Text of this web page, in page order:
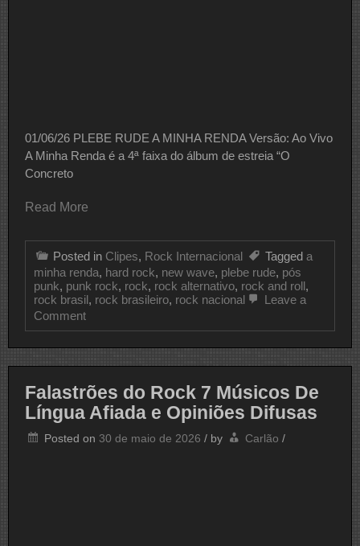
01/06/26 PLEBE RUDE A MINHA RENDA Versão: Ao Vivo
A Minha Renda é a 4ª faixa do álbum de estreia “O
Concreto
Read More
Posted in Clipes, Rock Internacional Tagged a
minha renda, hard rock, new wave, plebe rude, pós
punk, punk rock, rock, rock alternativo, rock and roll,
rock brasil, rock brasileiro, rock nacional
Leave a
Commenton
CLIPE
PLEBE
RUDE
Falastrões do Rock 7 Músicos De
Língua Afiada e Opiniões Difusas
Posted on 30 de maio de 2026 / by Carlão /